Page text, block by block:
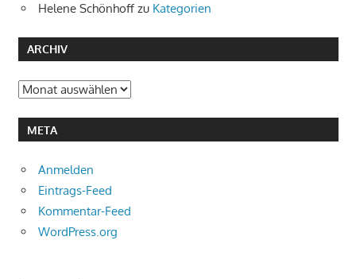
Helene Schönhoff zu Kategorien
ARCHIV
Archiv
META
Anmelden
Eintrags-Feed
Kommentar-Feed
WordPress.org